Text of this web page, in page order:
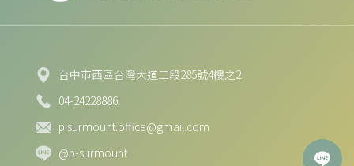
台中市西區台灣大道二段285號4樓之2
04-24228886
p.surmount.office@gmail.com
@p-surmount